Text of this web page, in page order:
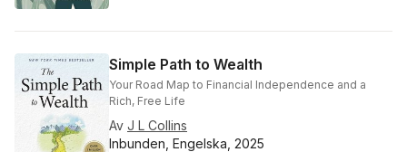
Simple Path to Wealth
Your Road Map to Financial Independence and a
Rich, Free Life
Av J L Collins
Inbunden, Engelska, 2025